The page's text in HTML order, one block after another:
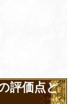
評価点と